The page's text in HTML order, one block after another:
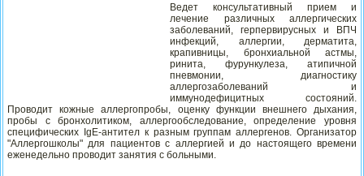
Ведет консультативный прием и
лечение различных аллергических
заболеваний, герпервирусных и ВПЧ
инфекций, аллергии, дерматита,
крапивницы, бронхиальной астмы,
ринита, фурункулеза, атипичной
пневмонии, диагностику
аллергозаболеваний и
иммунодефицитных состояний.
Проводит кожные аллергопробы, оценку функции внешнего дыхания,
пробы с бронхолитиком, аллергообследование, определение уровня
специфических IgE-антител к разным группам аллергенов. Организатор
"Аллергошколы" для пациентов с аллергией и до настоящего времени
еженедельно проводит занятия с больными.